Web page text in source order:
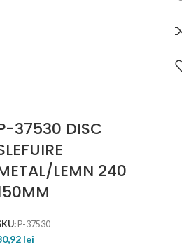
37530 DISC
LEMN 240
P-37530
lei